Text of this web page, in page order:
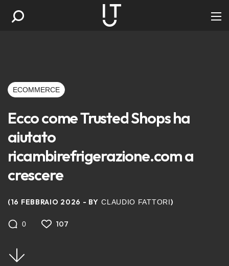
ECOMMERCE
Ecco come Trusted Shops ha
aiutato
ricambirefrigerazione.com a
crescere
16 FEBBRAIO 2026 BY CLAUDIO FATTORI
0 107